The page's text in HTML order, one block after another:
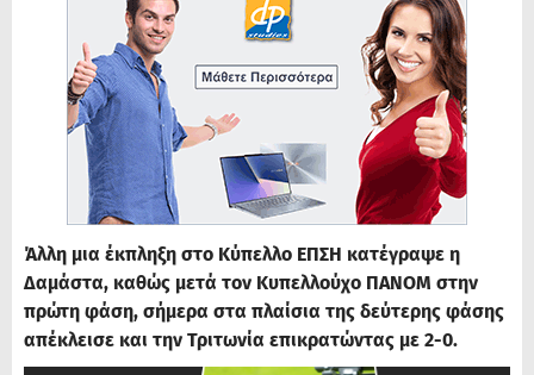
Άλλη μια έκπληξη στο Κύπελλο ΕΠΣΗ κατέγραψε η
Δαμάστα, καθώς μετά τον Κυπελλούχο ΠΑΝΟΜ στην
πρώτη φάση, σήμερα στα πλαίσια της δεύτερης φάσης
απέκλεισε και την Τριτωνία επικρατώντας με 2-0.